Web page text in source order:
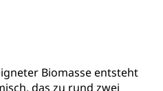
Biomasse entsteht
das zu rund zwei
parallele Einfuhr,
Preisabsprache, Kartell,